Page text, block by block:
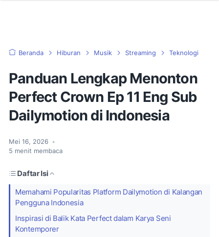
Beranda Hiburan Musik Streaming Teknologi
Panduan Lengkap Menonton
Perfect Crown Ep 11 Eng Sub
Dailymotion di Indonesia
Mei 16, 2026 •
5 menit membaca
Daftar Isi
Memahami Popularitas Platform Dailymotion di Kalangan
Pengguna Indonesia
Inspirasi di Balik Kata Perfect dalam Karya Seni
Kontemporer